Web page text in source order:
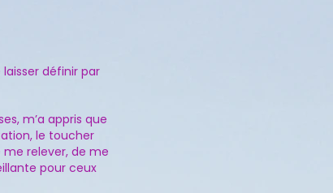
définir par
m’a appris que
le toucher
relever, de me
pour ceux